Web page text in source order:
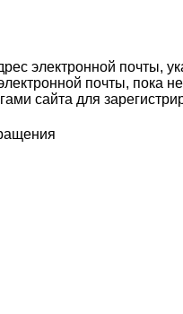
электронной почты,
почты,
сайта для